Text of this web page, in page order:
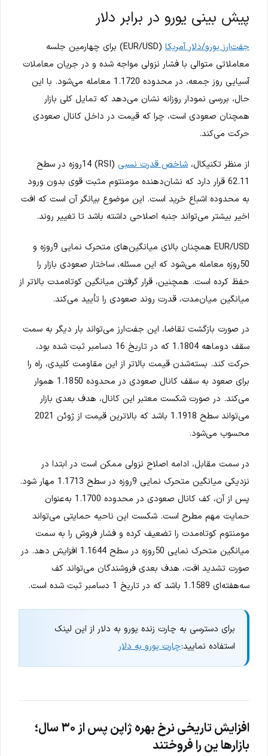
پیش بینی یورو در برابر دلار
جفت‌ارز یورو/دلار آمریکا
(EUR/USD) برای چهارمین جلسه
معاملاتی متوالی با فشار نزولی مواجه شده و در جریان معاملات
آسیایی روز جمعه، در محدوده 1.1720 معامله می‌شود. با این
حال، بررسی نمودار روزانه نشان می‌دهد که تمایل کلی بازار
همچنان صعودی است، چرا که قیمت در داخل کانال صعودی
حرکت می‌کند.
از منظر تکنیکال، شاخص قدرت نسبی
(RSI) 14روزه در سطح
62.11 قرار دارد که نشان‌دهنده مومنتوم مثبت قوی بدون ورود
به محدوده اشباع خرید است. این موضوع بیانگر آن است که افت
اخیر بیشتر می‌تواند جنبه اصلاحی داشته باشد تا تغییر روند.
EUR/USD همچنان بالای میانگین‌های متحرک نمایی 9روزه و
50روزه معامله می‌شود که این مسئله، ساختار صعودی بازار را
حفظ کرده است. همچنین، قرار گرفتن میانگین کوتاه‌مدت بالاتر از
میانگین میان‌مدت، قدرت روند صعودی را تأیید می‌کند.
در صورت بازگشت تقاضا، این جفت‌ارز می‌تواند بار دیگر به سمت
سقف دوماهه 1.1804 که در تاریخ 16 دسامبر ثبت شده بود،
حرکت کند. بسته‌شدن قیمت بالاتر از این مقاومت کلیدی، راه را
برای صعود به سقف کانال صعودی در محدوده 1.1850 هموار
می‌کند. در صورت شکست معتبر این کانال، هدف بعدی بازار
می‌تواند سطح 1.1918 باشد که بالاترین قیمت از ژوئن 2021
محسوب می‌شود.
در سمت مقابل، ادامه اصلاح نزولی ممکن است در ابتدا در
نزدیکی میانگین متحرک نمایی 9روزه در سطح 1.1713 مهار شود.
پس از آن، کف کانال صعودی در محدوده 1.1700 به‌عنوان
حمایت مهم مطرح است. شکست این ناحیه حمایتی می‌تواند
مومنتوم کوتاه‌مدت را تضعیف کرده و فشار فروش را به سمت
میانگین متحرک نمایی 50روزه در سطح 1.1644 افزایش دهد. در
صورت تشدید افت، هدف بعدی فروشندگان می‌تواند کف
سه‌هفته‌ای 1.1589 باشد که در تاریخ 1 دسامبر ثبت شده است.
برای دسترسی به چارت زنده یورو به دلار از این لینک
استفاده نمایید:چارت یورو به دلار
افزایش تاریخی نرخ بهره ژاپن پس از ۳۰ سال؛
بازارها ین را فروختند